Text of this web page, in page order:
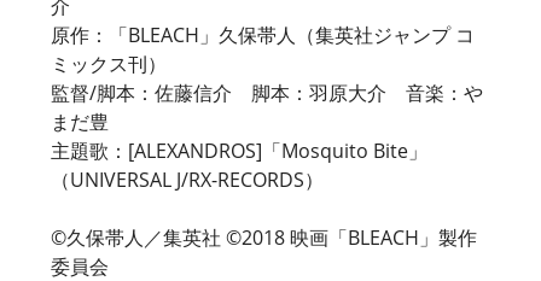
介
原作：「BLEACH」久保帯人（集英社ジャンプ コ
ミックス刊）
監督/脚本：佐藤信介 脚本：羽原大介 音楽：や
まだ豊
主題歌：[ALEXANDROS]「Mosquito Bite」
（UNIVERSAL J/RX-RECORDS）
©久保帯人／集英社 ©2018 映画「BLEACH」製作
委員会